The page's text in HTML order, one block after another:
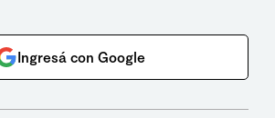
Ingresá con Google